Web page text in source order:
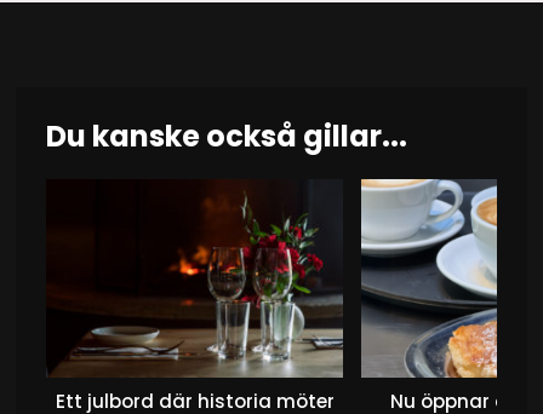
Du kanske också gillar...
Ett julbord där historia möter
Nu öppnar det